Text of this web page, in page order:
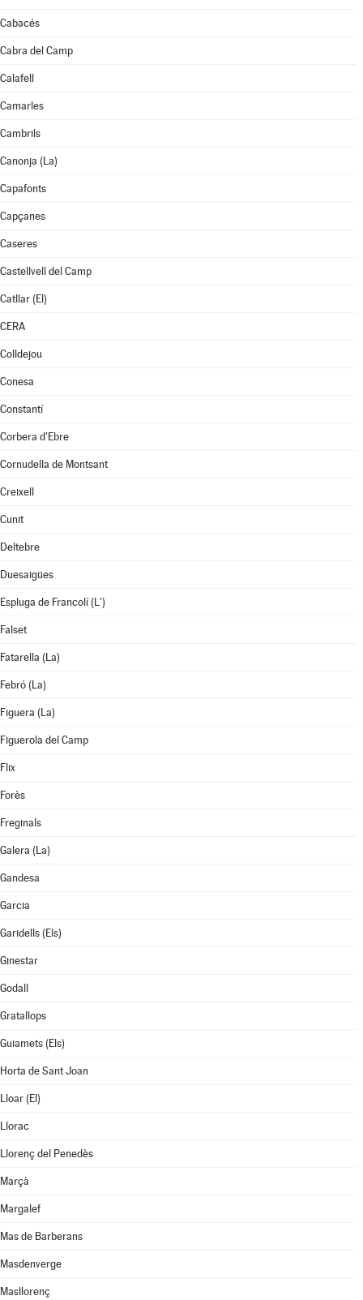
Cabacés
Cabra del Camp
Calafell
Camarles
Cambrils
Canonja (La)
Capafonts
Capçanes
Caseres
Castellvell del Camp
Catllar (El)
CERA
Colldejou
Conesa
Constantí
Corbera d'Ebre
Cornudella de Montsant
Creixell
Cunit
Deltebre
Duesaigües
Espluga de Francolí (L')
Falset
Fatarella (La)
Febró (La)
Figuera (La)
Figuerola del Camp
Flix
Forès
Freginals
Galera (La)
Gandesa
Garcia
Garidells (Els)
Ginestar
Godall
Gratallops
Guiamets (Els)
Horta de Sant Joan
Lloar (El)
Llorac
Llorenç del Penedès
Marçà
Margalef
Mas de Barberans
Masdenverge
Masllorenç